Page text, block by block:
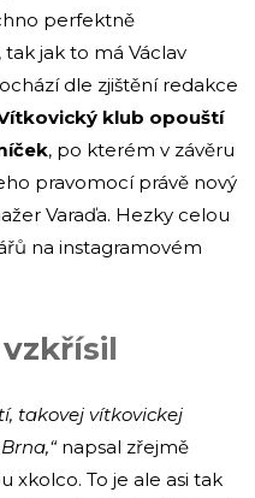
perfektně
jak to má Václav
dle zjištění redakce
klub opouští
, po kterém v závěru
pravomocí právě nový
Varaďa. Hezky celou
na instagramovém
takovej vítkovickej
napsal zřejmě
xkolco. To je ale asi tak